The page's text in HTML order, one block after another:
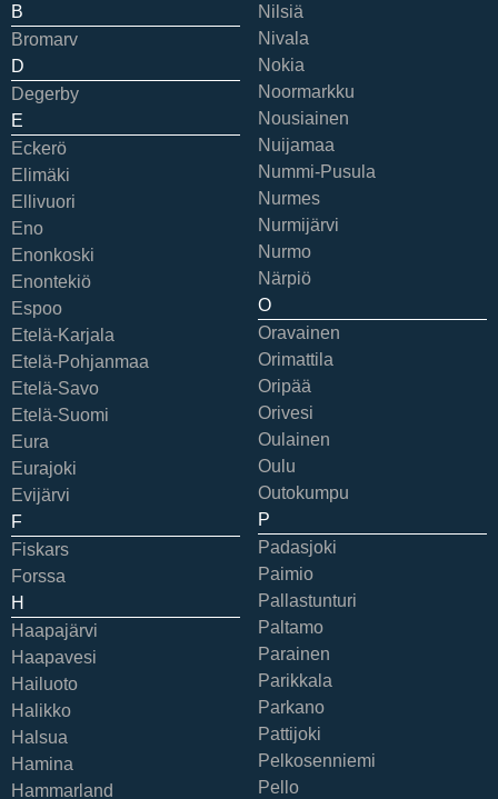
B
Bromarv
D
Degerby
E
Eckerö
Elimäki
Ellivuori
Eno
Enonkoski
Enontekiö
Espoo
Etelä-Karjala
Etelä-Pohjanmaa
Etelä-Savo
Etelä-Suomi
Eura
Eurajoki
Evijärvi
F
Fiskars
Forssa
H
Haapajärvi
Haapavesi
Hailuoto
Halikko
Halsua
Hamina
Hammarland
Nilsiä
Nivala
Nokia
Noormarkku
Nousiainen
Nuijamaa
Nummi-Pusula
Nurmes
Nurmijärvi
Nurmo
Närpiö
O
Oravainen
Orimattila
Oripää
Orivesi
Oulainen
Oulu
Outokumpu
P
Padasjoki
Paimio
Pallastunturi
Paltamo
Parainen
Parikkala
Parkano
Pattijoki
Pelkosenniemi
Pello